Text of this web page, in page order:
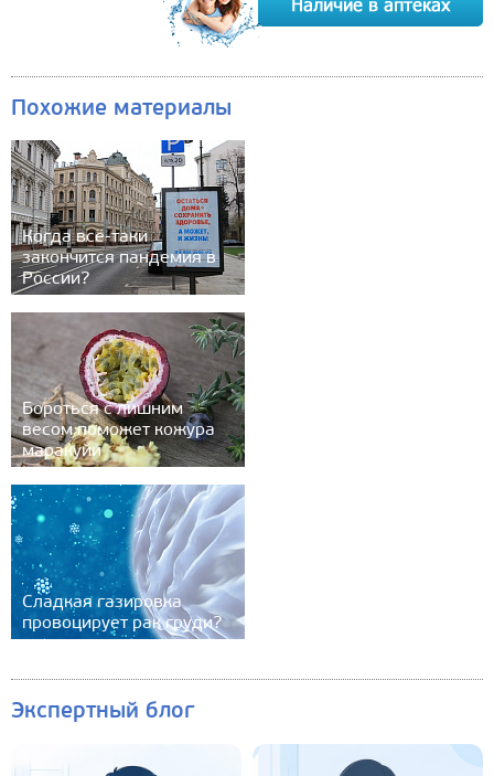
Похожие материалы
Когда всё-таки
закончится пандемия в
России?
Бороться с лишним
весом поможет кожура
маракуйи
Сладкая газировка
провоцирует рак груди?
Экспертный блог